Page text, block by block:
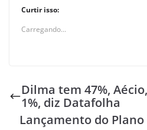
Curtir isso:
Carregando...
Dilma tem 47%,
1%, diz Datafolha
Lançamento do